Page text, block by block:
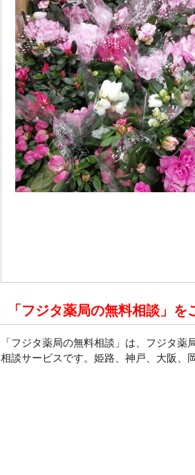
「フジタ薬局の無料相談」を
「フジタ薬局の無料相談」は、フジタ
相談サービスです。姫路、神戸、大阪、